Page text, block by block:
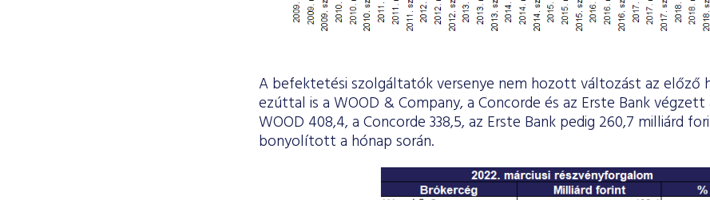
A befektetési szolgáltatók versenye nem hozott változást az előző
ezúttal is a WOOD & Company, a Concorde és az Erste Bank
WOOD 408,4, a Concorde 338,5, az Erste Bank pedig 260,7 milliárd
bonyolított a hónap során.